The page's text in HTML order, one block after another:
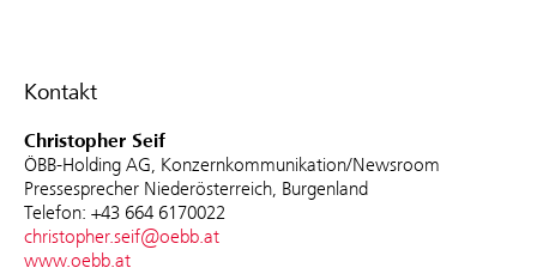
Kontakt
Christopher Seif
ÖBB-Holding AG, Konzernkommunikation/Newsroom
Pressesprecher Niederösterreich, Burgenland
Telefon: +43 664 6170022
christopher.seif@oebb.at
www.oebb.at